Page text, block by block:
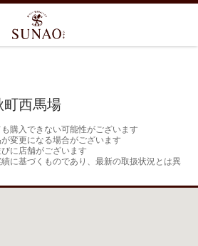
町西馬場
購入できない可能性がございます
変更になる場合がございます
に店舗がございます
に基づくものであり、最新の取扱状況とは異